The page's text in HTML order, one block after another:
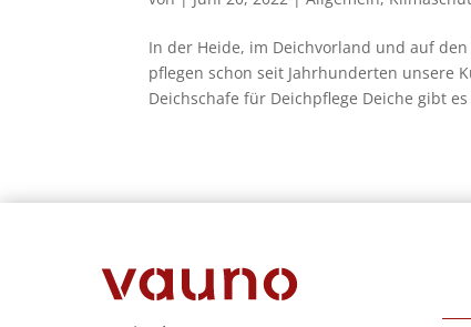
In der Heide, im Deichvorland und auf
pflegen schon seit Jahrhunderten unsere
Deichschafe für Deichpflege Deiche gibt